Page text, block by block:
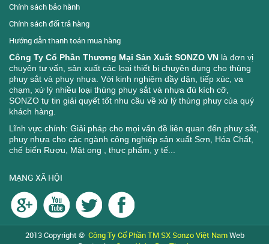
Chính sách bảo hành
Chính sách đổi trả hàng
Hướng dẫn thanh toán mua hàng
Công Ty Cổ Phần Thương Mại Sản Xuất SONZO VN là đơn vị
chuyên tư vấn, sản xuất các loại thiết bị chuyên dụng cho thùng
phuy sắt và phuy nhựa. Với kinh nghiệm dầy dặn, tiếp xúc, va
chạm, xử lý nhiều loại thùng phuy sắt và nhựa đủ kích cỡ,
SONZO tự tin giải quyết tốt nhu cầu về xử lý thùng phuy của quý
khách hàng.
Lĩnh vực chính: Giải pháp cho mọi vấn đề liên quan đến phuy sắt,
phuy nhựa cho các ngành công nghiệp sản xuất Sơn, Hóa Chất,
chế biến Rượu, Mật ong , thực phẩm, y tế...
MẠNG XÃ HỘI
2013 Copyright © Công Ty Cổ Phần TM SX Sonzo Việt NamWeb